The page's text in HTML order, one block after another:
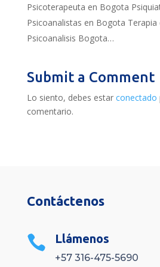
Psicoterapeuta en Bogota
Psicoanalistas en Bogota
Psicoanalisis Bogota…
Submit a Comment
Lo siento, debes estar conectado
comentario.
Contáctenos
 Llámenos
+57 316-475-5690